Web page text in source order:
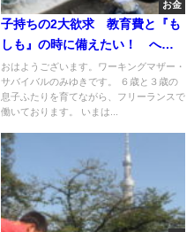
お金
子持ちの2大欲求 教育費と『も
しも』の時に備えたい！ への
最適解
おはようございます。ワーキングマザー・
サバイバルのみゆきです。 ６歳と３歳の
息子ふたりを育てながら、フリーランスで
働いております。 いまは...